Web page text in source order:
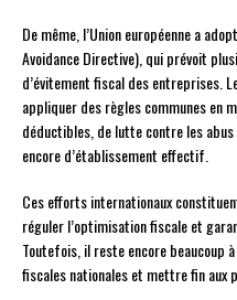
De même, l’Union européenne a
Avoidance Directive), qui prévoit
d’évitement fiscal des entreprises.
appliquer des règles communes en
déductibles, de lutte contre les
encore d’établissement effectif.
Ces efforts internationaux
réguler l’optimisation fiscale et
Toutefois, il reste encore beaucoup
fiscales nationales et mettre fin aux